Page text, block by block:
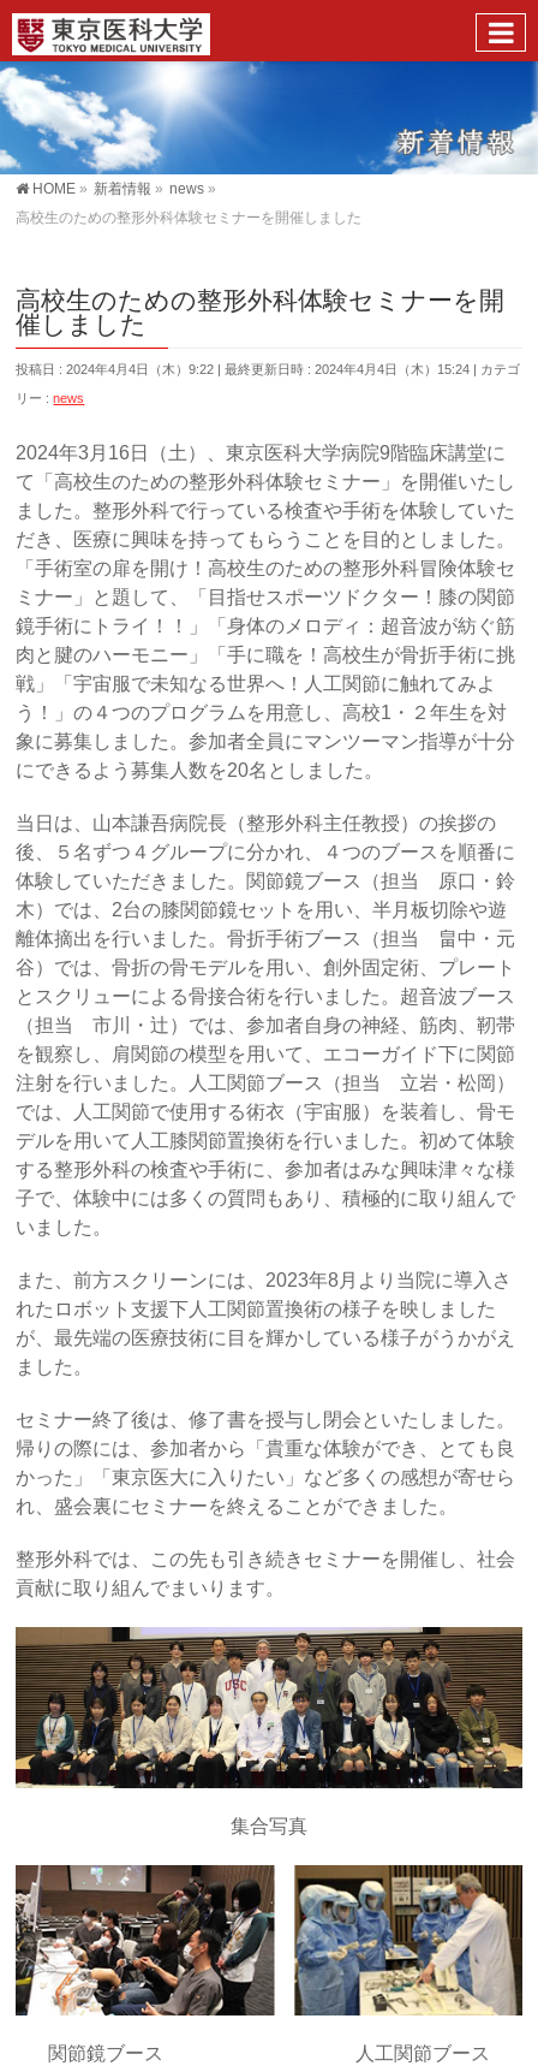
HOME » 新着情報 » news »
高校生のための整形外科体験セミナーを開催しました
高校生のための整形外科体験セミナーを開
催しました
投稿日 : 2024年4月4日（木）9:22 最終更新日時 : 2024年4月4日（木）15:24
カテゴ
リー :news
2024年3月16日（土）、東京医科大学病院9階臨床講堂に
て「高校生のための整形外科体験セミナー」を開催いたし
ました。整形外科で行っている検査や手術を体験していた
だき、医療に興味を持ってもらうことを目的としました。
「手術室の扉を開け！高校生のための整形外科冒険体験セ
ミナー」と題して、「目指せスポーツドクター！膝の関節
鏡手術にトライ！！」「身体のメロディ：超音波が紡ぐ筋
肉と腱のハーモニー」「手に職を！高校生が骨折手術に挑
戦」「宇宙服で未知なる世界へ！人工関節に触れてみよ
う！」の４つのプログラムを用意し、高校1・２年生を対
象に募集しました。参加者全員にマンツーマン指導が十分
にできるよう募集人数を20名としました。
当日は、山本謙吾病院長（整形外科主任教授）の挨拶の
後、５名ずつ４グループに分かれ、４つのブースを順番に
体験していただきました。関節鏡ブース（担当 原口・鈴
木）では、2台の膝関節鏡セットを用い、半月板切除や遊
離体摘出を行いました。骨折手術ブース（担当 畠中・元
谷）では、骨折の骨モデルを用い、創外固定術、プレート
とスクリューによる骨接合術を行いました。超音波ブース
（担当 市川・辻）では、参加者自身の神経、筋肉、靭帯
を観察し、肩関節の模型を用いて、エコーガイド下に関節
注射を行いました。人工関節ブース（担当 立岩・松岡）
では、人工関節で使用する術衣（宇宙服）を装着し、骨モ
デルを用いて人工膝関節置換術を行いました。初めて体験
する整形外科の検査や手術に、参加者はみな興味津々な様
子で、体験中には多くの質問もあり、積極的に取り組んで
いました。
また、前方スクリーンには、2023年8月より当院に導入さ
れたロボット支援下人工関節置換術の様子を映しました
が、最先端の医療技術に目を輝かしている様子がうかがえ
ました。
セミナー終了後は、修了書を授与し閉会といたしました。
帰りの際には、参加者から「貴重な体験ができ、とても良
かった」「東京医大に入りたい」など多くの感想が寄せら
れ、盛会裏にセミナーを終えることができました。
整形外科では、この先も引き続きセミナーを開催し、社会
貢献に取り組んでまいります。
集合写真
関節鏡ブース 人工関節ブース